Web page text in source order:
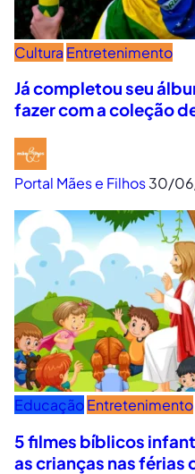
Cultura Entretenimento
Já completou seu
fazer com a coleção
Portal Mães e Filhos30/
EducaçãoEntretenimento
5 filmes bíblicos
as crianças nas férias